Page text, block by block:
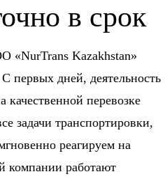
в срок
«NurTrans Kazakhstan»
первых дней, деятельность
качественной перевозке
задачи транспортировки,
реагируем на
компании работают